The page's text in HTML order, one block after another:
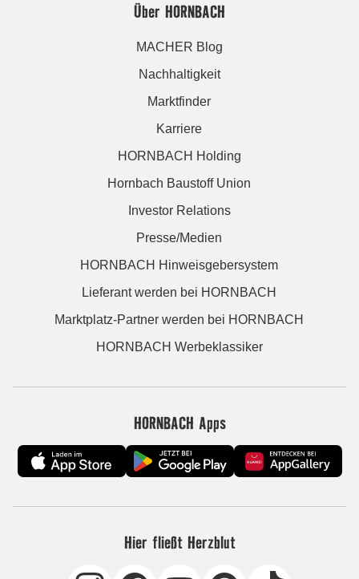
Über HORNBACH
MACHER Blog
Nachhaltigkeit
Marktfinder
Karriere
HORNBACH Holding
Hornbach Baustoff Union
Investor Relations
Presse/Medien
HORNBACH Hinweisgebersystem
Lieferant werden bei HORNBACH
Marktplatz-Partner werden bei HORNBACH
HORNBACH Werbeklassiker
HORNBACH Apps
Hier fließt Herzblut